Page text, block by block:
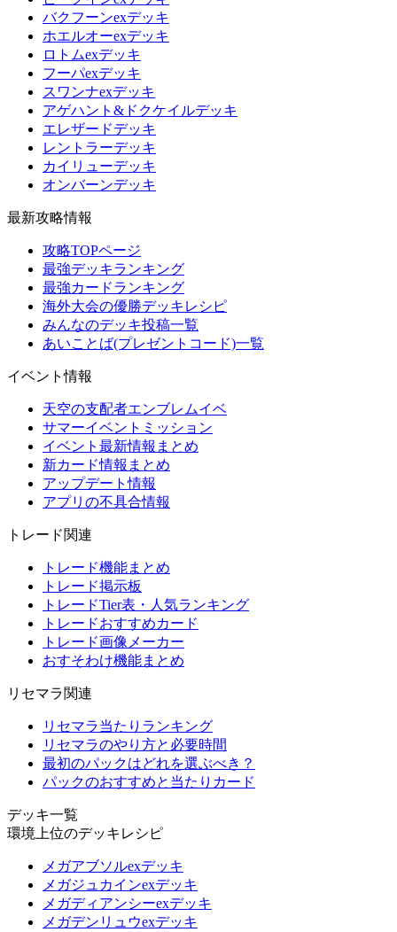
バクフーンexデッキ
ホエルオーexデッキ
ロトムexデッキ
フーパexデッキ
スワンナexデッキ
アゲハント&ドクケイルデッキ
エレザードデッキ
レントラーデッキ
カイリューデッキ
オンバーンデッキ
最新攻略情報
攻略TOPページ
最強デッキランキング
最強カードランキング
海外大会の優勝デッキレシピ
みんなのデッキ投稿一覧
あいことば(プレゼントコード)一覧
イベント情報
天空の支配者エンブレムイベ
サマーイベントミッション
イベント最新情報まとめ
新カード情報まとめ
アップデート情報
アプリの不具合情報
トレード関連
トレード機能まとめ
トレード掲示板
トレードTier表・人気ランキング
トレードおすすめカード
トレード画像メーカー
おすそわけ機能まとめ
リセマラ関連
リセマラ当たりランキング
リセマラのやり方と必要時間
最初のパックはどれを選ぶべき？
パックのおすすめと当たりカード
デッキ一覧
環境上位のデッキレシピ
メガアブソルexデッキ
メガジュカインexデッキ
メガディアンシーexデッキ
メガデンリュウexデッキ